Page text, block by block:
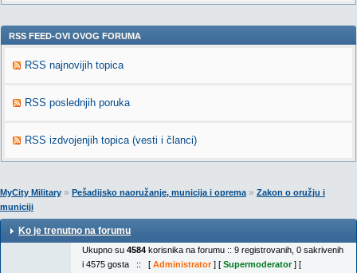
RSS FEED-OVI OVOG FORUMA
RSS najnovijih topica
RSS poslednjih poruka
RSS izdvojenjih topica (vesti i članci)
MyCity Military » Pešadijsko naoružanje, municija i oprema» Zakon o oružju i
municiji
Ko je trenutno na forumu
Ukupno su 4584 korisnika na forumu :: 9 registrovanih, 0 sakrivenih
i 4575 gosta :: [ Administrator] [ Supermoderator] [